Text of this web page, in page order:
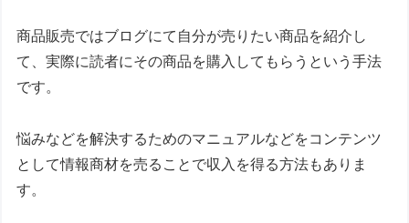
商品販売ではブログにて自分が売りたい商品を紹介し
て、実際に読者にその商品を購入してもらうという手法
です。
悩みなどを解決するためのマニュアルなどをコンテンツ
として情報商材を売ることで収入を得る方法もありま
す。